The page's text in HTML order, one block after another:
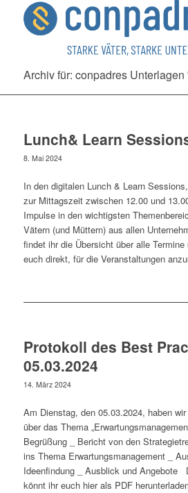
Archiv für: conpadres Unterlagen
Lunch& Learn
8. Mai 2024
In den digitalen Lunch & Learn
zur Mittagszeit zwischen 12.00 und
Impulse in den wichtigsten
Vätern (und Müttern) aus allen
findet ihr die Übersicht über alle
euch direkt, für die Veranstaltungen
Protokoll des Best
05.03.2024
14. März 2024
Am Dienstag, den 05.03.2024, haben
über das Thema
Begrüßung _ Bericht von den
ins Thema Erwartungsmanagement _
Ideenfindung _ Ausblick und Angebote
könnt ihr euch hier als PDF